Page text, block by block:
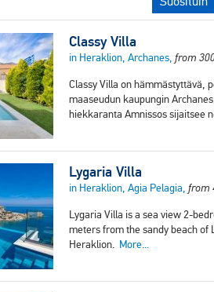
Classy Villa
in Heraklion, Archanes, from
Classy Villa on hämmästyttävä,
maaseudun kaupungin
hiekkaranta Amnissos sijaitsee
Lygaria Villa
in Heraklion, Agia Pelagia, from
Lygaria Villa is a sea view 2-
meters from the sandy beach of
Heraklion. More...